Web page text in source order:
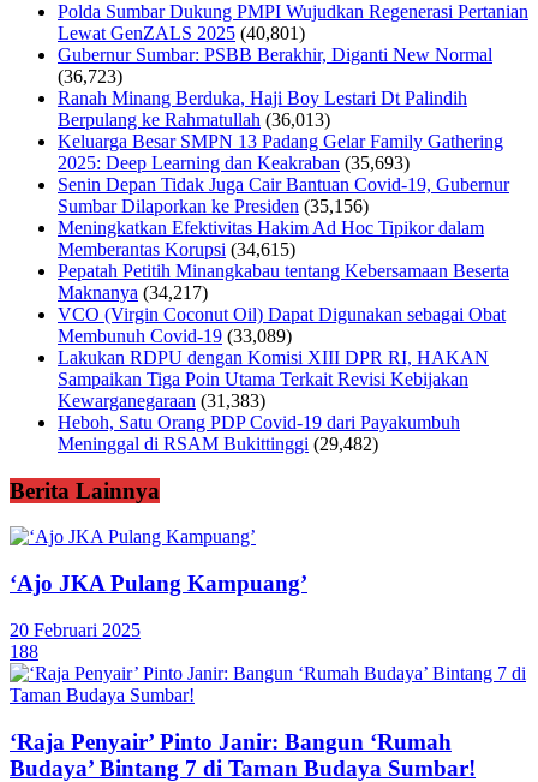
Polda Sumbar Dukung PMPI Wujudkan Regenerasi Pertanian
Lewat GenZALS 2025 (40,801)
Gubernur Sumbar: PSBB Berakhir, Diganti New Normal
(36,723)
Ranah Minang Berduka, Haji Boy Lestari Dt Palindih
Berpulang ke Rahmatullah (36,013)
Keluarga Besar SMPN 13 Padang Gelar Family Gathering
2025: Deep Learning dan Keakraban (35,693)
Senin Depan Tidak Juga Cair Bantuan Covid-19, Gubernur
Sumbar Dilaporkan ke Presiden (35,156)
Meningkatkan Efektivitas Hakim Ad Hoc Tipikor dalam
Memberantas Korupsi (34,615)
Pepatah Petitih Minangkabau tentang Kebersamaan Beserta
Maknanya (34,217)
VCO (Virgin Coconut Oil) Dapat Digunakan sebagai Obat
Membunuh Covid-19 (33,089)
Lakukan RDPU dengan Komisi XIII DPR RI, HAKAN
Sampaikan Tiga Poin Utama Terkait Revisi Kebijakan
Kewarganegaraan (31,383)
Heboh, Satu Orang PDP Covid-19 dari Payakumbuh
Meninggal di RSAM Bukittinggi (29,482)
Berita Lainnya
‘Ajo JKA Pulang Kampuang’
20 Februari 2025
188
‘Raja Penyair’ Pinto Janir: Bangun ‘Rumah
Budaya’ Bintang 7 di Taman Budaya Sumbar!